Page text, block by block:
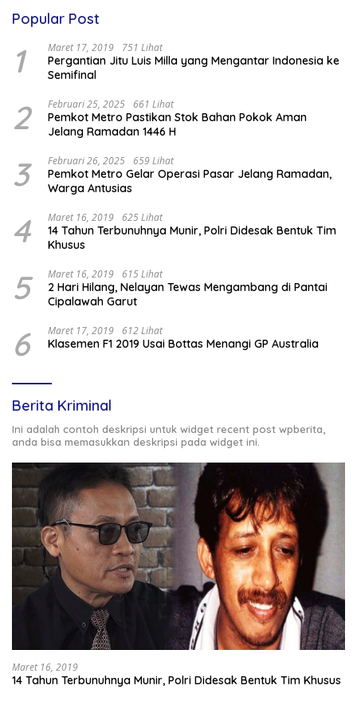
Popular Post
1 Maret 17, 2019 751 Lihat
Pergantian Jitu Luis Milla yang Mengantar Indonesia ke
Semifinal
2 Februari 25, 2025 661 Lihat
Pemkot Metro Pastikan Stok Bahan Pokok Aman
Jelang Ramadan 1446 H
3 Februari 26, 2025 659 Lihat
Pemkot Metro Gelar Operasi Pasar Jelang Ramadan,
Warga Antusias
4 Maret 16, 2019 625 Lihat
14 Tahun Terbunuhnya Munir, Polri Didesak Bentuk Tim
Khusus
5 Maret 16, 2019 615 Lihat
2 Hari Hilang, Nelayan Tewas Mengambang di Pantai
Cipalawah Garut
6 Maret 17, 2019 612 Lihat
Klasemen F1 2019 Usai Bottas Menangi GP Australia
Berita Kriminal
Ini adalah contoh deskripsi untuk widget recent post wpberita,
anda bisa memasukkan deskripsi pada widget ini.
Maret 16, 2019
14 Tahun Terbunuhnya Munir, Polri Didesak Bentuk Tim Khusus